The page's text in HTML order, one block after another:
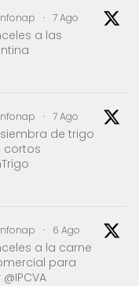
· 7 Ago
a las
· 7 Ago
de trigo
cortos
· 6 Ago
a la carne
para